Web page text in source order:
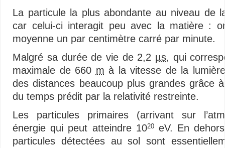
La particule la plus abondante au niveau de
car celui-ci interagit peu avec la matière :
moyenne un par centimètre carré par minute.
Malgré sa durée de vie de 2,2 µs, qui
maximale de 660 m à la vitesse de la
des distances beaucoup plus grandes grâce
du temps prédit par la relativité restreinte.
Les particules primaires (arrivant sur
énergie qui peut atteindre 1020eV. En
particules détectées au sol sont